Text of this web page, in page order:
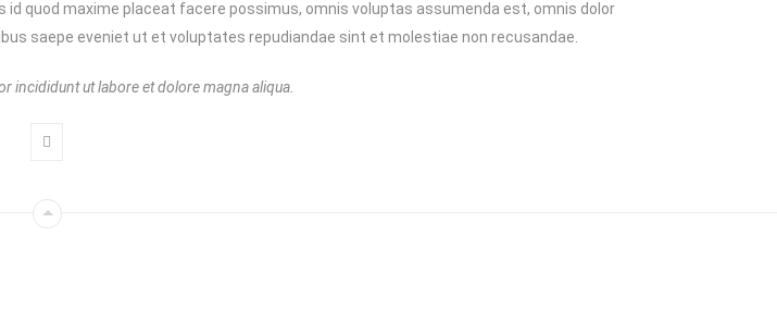
quod maxime placeat facere possimus, omnis voluptas assumenda est, omnis dolor
saepe eveniet ut et voluptates repudiandae sint et molestiae non recusandae.
incididunt ut labore et dolore magna aliqua.